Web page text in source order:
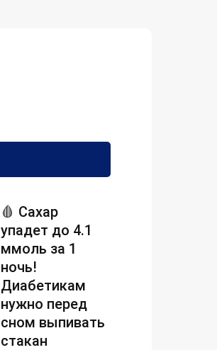
🩸 Сахар
упадет до 4.1
ммоль за 1
ночь!
Диабетикам
нужно перед
сном выпивать
стакан